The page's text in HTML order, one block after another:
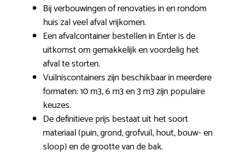
Bij verbouwingen of renovaties in en rondom
huis zal veel afval vrijkomen.
Een afvalcontainer bestellen in Enter is de
uitkomst om gemakkelijk en voordelig het
afval te storten.
Vuilniscontainers zijn beschikbaar in meerdere
formaten: 10 m3, 6 m3 en 3 m3 zijn populaire
keuzes.
De definitieve prijs bestaat uit het soort
materiaal (puin, grond, grofvuil, hout, bouw- en
sloop) en de grootte van de bak.